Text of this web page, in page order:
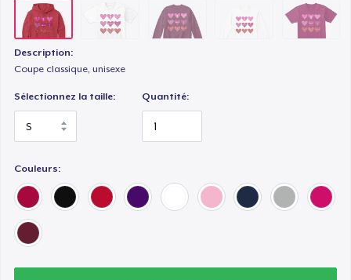
Description:
Coupe classique, unisexe
Sélectionnez la taille: Quantité:
Couleurs: